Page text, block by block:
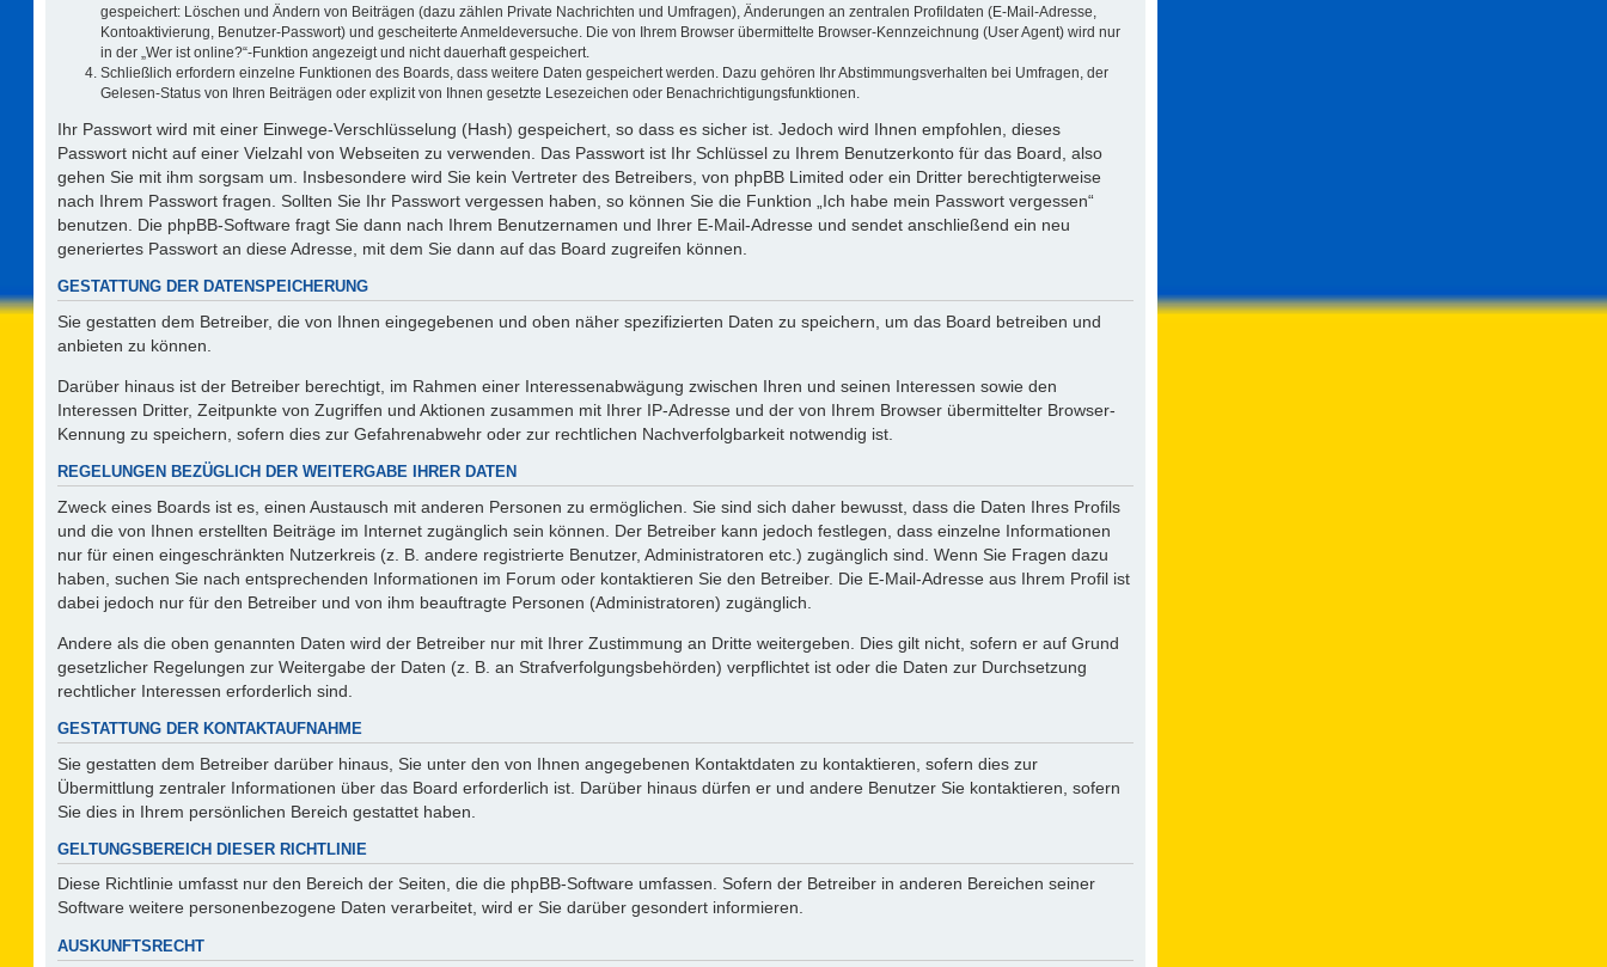
gespeichert: Löschen und Ändern von Beiträgen (dazu zählen Private Nachrichten und Umfragen), Änderungen an zentralen Profildaten (E-Mail-Adresse,
Kontoaktivierung, Benutzer-Passwort) und gescheiterte Anmeldeversuche. Die von Ihrem Browser übermittelte Browser-Kennzeichnung (User Agent) wird nur
in der „Wer ist online?“-Funktion angezeigt und nicht dauerhaft gespeichert.
Schließlich erfordern einzelne Funktionen des Boards, dass weitere Daten gespeichert werden. Dazu gehören Ihr Abstimmungsverhalten bei Umfragen, der
Gelesen-Status von Ihren Beiträgen oder explizit von Ihnen gesetzte Lesezeichen oder Benachrichtigungsfunktionen.
Ihr Passwort wird mit einer Einwege-Verschlüsselung (Hash) gespeichert, so dass es sicher ist. Jedoch wird Ihnen empfohlen, dieses
Passwort nicht auf einer Vielzahl von Webseiten zu verwenden. Das Passwort ist Ihr Schlüssel zu Ihrem Benutzerkonto für das Board, also
gehen Sie mit ihm sorgsam um. Insbesondere wird Sie kein Vertreter des Betreibers, von phpBB Limited oder ein Dritter berechtigterweise
nach Ihrem Passwort fragen. Sollten Sie Ihr Passwort vergessen haben, so können Sie die Funktion „Ich habe mein Passwort vergessen“
benutzen. Die phpBB-Software fragt Sie dann nach Ihrem Benutzernamen und Ihrer E-Mail-Adresse und sendet anschließend ein neu
generiertes Passwort an diese Adresse, mit dem Sie dann auf das Board zugreifen können.
GESTATTUNG DER DATENSPEICHERUNG
Sie gestatten dem Betreiber, die von Ihnen eingegebenen und oben näher spezifizierten Daten zu speichern, um das Board betreiben und
anbieten zu können.
Darüber hinaus ist der Betreiber berechtigt, im Rahmen einer Interessenabwägung zwischen Ihren und seinen Interessen sowie den
Interessen Dritter, Zeitpunkte von Zugriffen und Aktionen zusammen mit Ihrer IP-Adresse und der von Ihrem Browser übermittelter Browser-
Kennung zu speichern, sofern dies zur Gefahrenabwehr oder zur rechtlichen Nachverfolgbarkeit notwendig ist.
REGELUNGEN BEZÜGLICH DER WEITERGABE IHRER DATEN
Zweck eines Boards ist es, einen Austausch mit anderen Personen zu ermöglichen. Sie sind sich daher bewusst, dass die Daten Ihres Profils
und die von Ihnen erstellten Beiträge im Internet zugänglich sein können. Der Betreiber kann jedoch festlegen, dass einzelne Informationen
nur für einen eingeschränkten Nutzerkreis (z. B. andere registrierte Benutzer, Administratoren etc.) zugänglich sind. Wenn Sie Fragen dazu
haben, suchen Sie nach entsprechenden Informationen im Forum oder kontaktieren Sie den Betreiber. Die E-Mail-Adresse aus Ihrem Profil ist
dabei jedoch nur für den Betreiber und von ihm beauftragte Personen (Administratoren) zugänglich.
Andere als die oben genannten Daten wird der Betreiber nur mit Ihrer Zustimmung an Dritte weitergeben. Dies gilt nicht, sofern er auf Grund
gesetzlicher Regelungen zur Weitergabe der Daten (z. B. an Strafverfolgungsbehörden) verpflichtet ist oder die Daten zur Durchsetzung
rechtlicher Interessen erforderlich sind.
GESTATTUNG DER KONTAKTAUFNAHME
Sie gestatten dem Betreiber darüber hinaus, Sie unter den von Ihnen angegebenen Kontaktdaten zu kontaktieren, sofern dies zur
Übermittlung zentraler Informationen über das Board erforderlich ist. Darüber hinaus dürfen er und andere Benutzer Sie kontaktieren, sofern
Sie dies in Ihrem persönlichen Bereich gestattet haben.
GELTUNGSBEREICH DIESER RICHTLINIE
Diese Richtlinie umfasst nur den Bereich der Seiten, die die phpBB-Software umfassen. Sofern der Betreiber in anderen Bereichen seiner
Software weitere personenbezogene Daten verarbeitet, wird er Sie darüber gesondert informieren.
AUSKUNFTSRECHT